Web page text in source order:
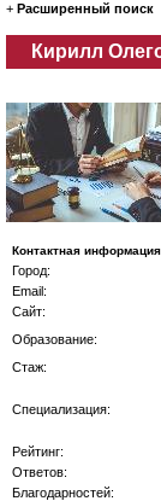
+ Расширенный поиск
Кирилл
Контактная
Город:
Email:
Сайт:
Образование:
Стаж:
Специализация:
Рейтинг:
Ответов:
Благодарностей: